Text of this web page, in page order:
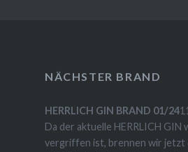
NÄCHSTER BRAND
HERRLICH GIN BRAND 01/24
Da der aktuelle HERRLICH GIN
vergriffen ist, brennen wir jetzt